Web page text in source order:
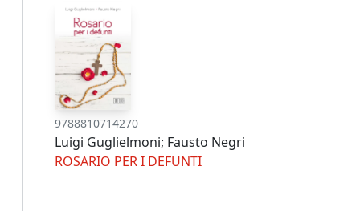
9788810714270
Luigi Guglielmoni; Fausto Negri
ROSARIO PER I DEFUNTI